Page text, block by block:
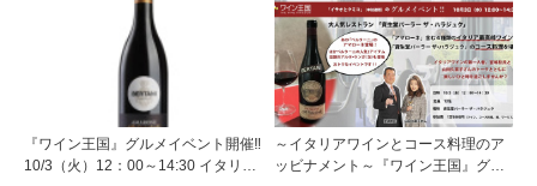
10/3㈫12：00～
『ワイン王国』グルメイベント開催‼
10/3（火）12：00～14:30 イタリア
～イタリアワインとコース料理のア
ッビナメント～『ワイン王国』グル